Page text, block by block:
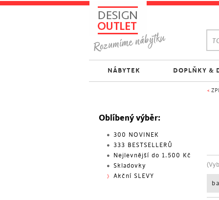
<
Oblíbený výběr:
300 NOVINEK
333 BESTSELLERŮ
Nejlevnější do 1.500 Kč
Skladovky
Akční SLEVY
NÁBYTEK DOPLŇKY &